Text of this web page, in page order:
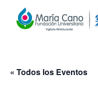
« Todos los Eventos